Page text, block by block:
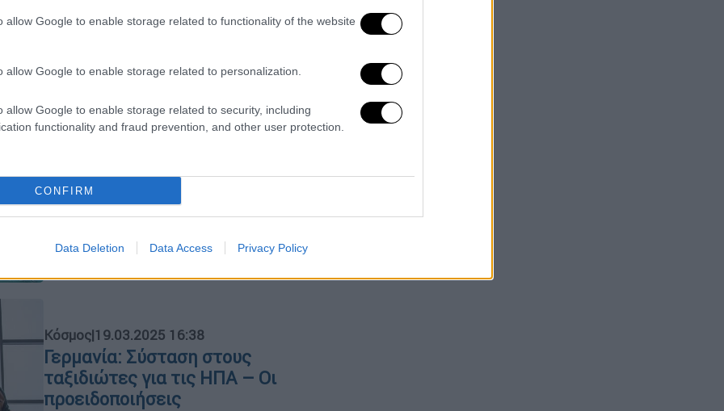
allow Google to enable storage related to functionality of the website
allow Google to enable storage related to personalization.
allow Google to enable storage related to security, including
functionality and fraud prevention, and other user protection.
CONFIRM
Data Deletion Data Access Privacy Policy
Travel| 05.07.2025 07:20
Η Νάξος στην κορυφή των
ελληνικών προορισμών για
Αυξανόμενο το ενδιαφέρον που
εισπράττει ο Δήμος στην προσπάθεια
ενδιαφέροντος του εξωτερικού
Κόσμος|19.03.2025 16:38
Γερμανία: Σύσταση στους
ταξιδιώτες για τις ΗΠΑ – Οι
προειδοποιήσεις